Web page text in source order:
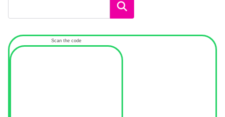
Ara
Scan the code